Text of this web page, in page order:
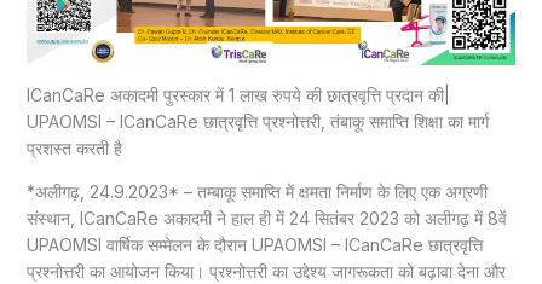
ICanCaRe अकादमी पुरस्कार में 1 लाख रुपये की छात्रवृत्ति प्रदान की|
UPAOMSI – ICanCaRe छात्रवृत्ति प्रश्नोत्तरी, तंबाकू समाप्ति शिक्षा का मार्ग
प्रशस्त करती है
*अलीगढ़, 24.9.2023* – तम्बाकू समाप्ति में क्षमता निर्माण के लिए एक अग्रणी
संस्थान, ICanCaRe अकादमी ने हाल ही में 24 सितंबर 2023 को अलीगढ़ में 8वें
UPAOMSI वार्षिक सम्मेलन के दौरान UPAOMSI – ICanCaRe छात्रवृत्ति
प्रश्नोत्तरी का आयोजन किया। प्रश्नोत्तरी का उद्देश्य जागरूकता को बढ़ावा देना और